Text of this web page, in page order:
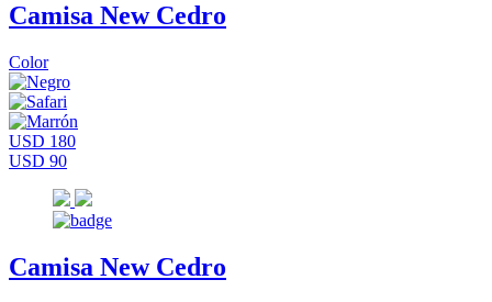
Camisa New Cedro
Color
USD 180
USD 90
Camisa New Cedro